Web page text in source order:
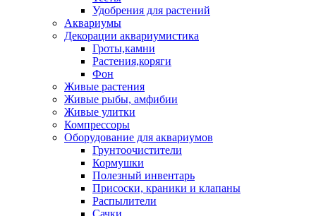
Удобрения для растений
Аквариумы
Декорации аквариумистика
Гроты,камни
Растения,коряги
Фон
Живые растения
Живые рыбы, амфибии
Живые улитки
Компрессоры
Оборудование для аквариумов
Грунтоочистители
Кормушки
Полезный инвентарь
Присоски, краники и клапаны
Распылители
Сачки